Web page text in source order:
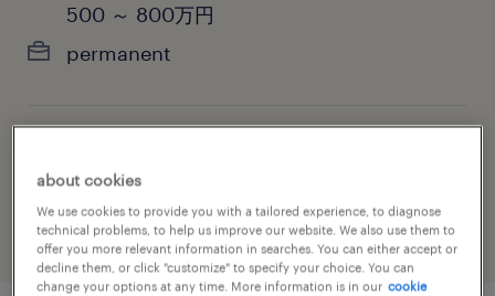
500 ～ 800万円
permanent
engineering
about cookies
We use cookies to provide you with a tailored experience, to diagnose
technical problems, to help us improve our website. We also use them to
offer you more relevant information in searches. You can either accept or
decline them, or click "customize" to specify your choice. You can
change your options at any time. More information is in our cookie